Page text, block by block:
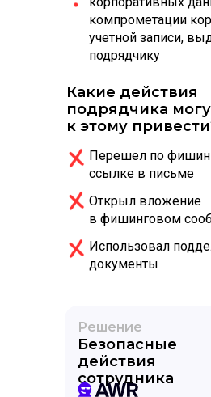
Какие действия
подрядчика
к этому
компрометации
учетной записи,
подрядчику
Перешел по
ссылке в письме
Открыл вложение
в фишинговом
Использовал
документы
Решение
Безопасные
действия
сотрудника